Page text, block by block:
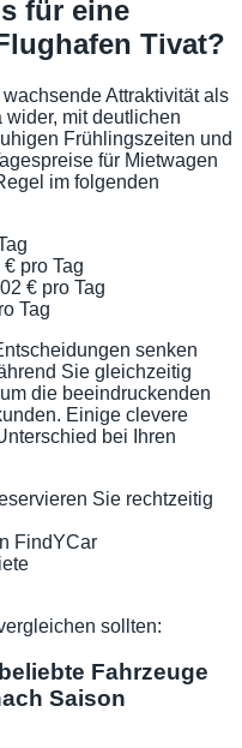
für eine
Tivat?
Attraktivität als
wider, mit deutlichen
Frühlingszeiten und
für Mietwagen
im folgenden
pro Tag
€ pro Tag
Tag
senken
Sie gleichzeitig
die beeindruckenden
Einige clevere
bei Ihren
Sie rechtzeitig
FindYCar
sollten:
Fahrzeuge
Saison